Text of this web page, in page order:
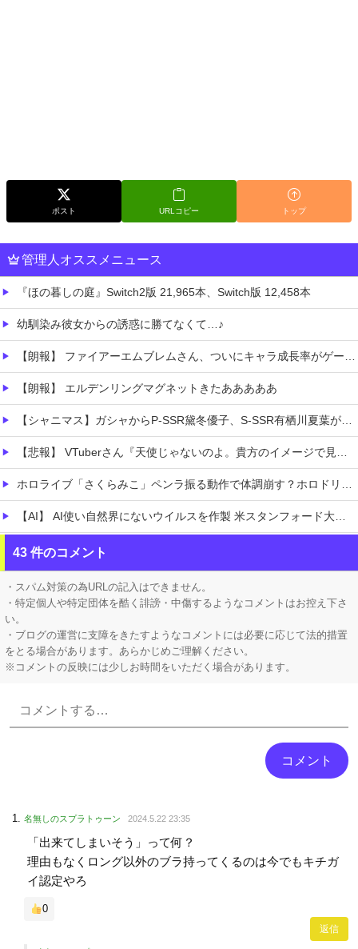
ポスト URLコピー トップ
管理人オススメニュース
『ほの暮しの庭』Switch2版 21,965本、Switch版 12,458本
幼馴染み彼女からの誘惑に勝てなくて…♪
【朗報】 ファイアーエムブレムさん、ついにキャラ成長率がゲーム内で見れるようになる
【朗報】 エルデンリングマグネットきたあああああ
【シャニマス】ガシャからP-SSR黛冬優子、S-SSR有栖川夏葉が登場！イベントS-SR福丸小糸！
【悲報】 VTuberさん『天使じゃないのよ。貴方のイメージで見ないでほしい私は普通の女の子』
ホロライブ「さくらみこ」ペンラ振る動作で体調崩す？ホロドリで画面酔いして凸待ち1時間で切り上げる「雪花ラミィ」コラボ配信に向けてゆっくり休む
【AI】 AI使い自然界にないウイルスを作製 米スタンフォード大学が成果発表
【天才】 雪が溶けると何になる？理系「水になるでしょw」文系ワイ「はぁ～…」→結果ｗｗｗ
【悲痛】 溺れた11歳息子を助けようと川へ…40歳父親が死亡 息子は母親が救助 愛知
43 件のコメント
・スパム対策の為URLの記入はできません。
・特定個人や特定団体を酷く誹謗・中傷するようなコメントはお控え下さ
い。
・ブログの運営に支障をきたすようなコメントには必要に応じて法的措置
をとる場合があります。あらかじめご理解ください。
※コメントの反映には少しお時間をいただく場合があります。
名無しのスプラトゥーン 2024.5.22 23:35
「出来てしまいそう」って何？
理由もなくロング以外のブラ持ってくるのは今でもキチガ
イ認定やろ
0
返信